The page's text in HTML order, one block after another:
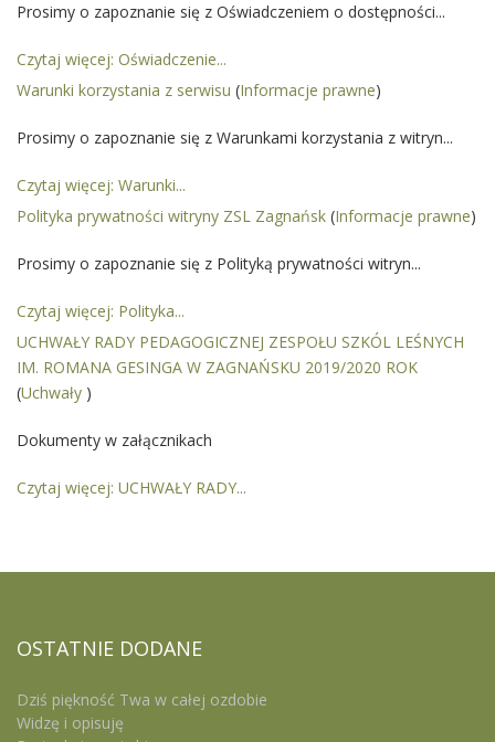
Prosimy o zapoznanie się z Oświadczeniem o dostępności...
Czytaj więcej: Oświadczenie...
Warunki korzystania z serwisu (Informacje prawne)
Prosimy o zapoznanie się z Warunkami korzystania z witryn...
Czytaj więcej: Warunki...
Polityka prywatności witryny ZSL Zagnańsk (Informacje prawne)
Prosimy o zapoznanie się z Polityką prywatności witryn...
Czytaj więcej: Polityka...
UCHWAŁY RADY PEDAGOGICZNEJ ZESPOŁU SZKÓL LEŚNYCH
IM. ROMANA GESINGA W ZAGNAŃSKU 2019/2020 ROK
(Uchwały )
Dokumenty w załącznikach
Czytaj więcej: UCHWAŁY RADY...
OSTATNIE DODANE
Dziś piękność Twa w całej ozdobie
Widzę i opisuję